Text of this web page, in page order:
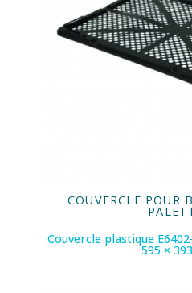
COUVERCLE POUR
Couvercle plastique
595 ×